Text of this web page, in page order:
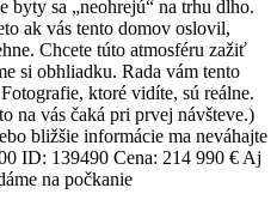
byty sa „neohrejú“ na trhu dlho.
ak vás tento domov oslovil,
Chcete túto atmosféru zažiť
si obhliadku. Rada vám tento
ktoré vidíte, sú reálne.
na vás čaká pri prvej návšteve.)
bližšie informácie ma neváhajte
ID: 139490 Cena: 214 990 € Aj
na počkanie